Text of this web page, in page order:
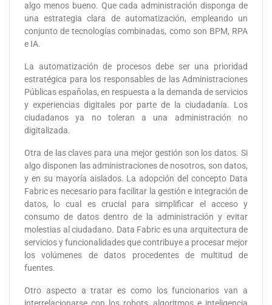
algo menos bueno. Que cada administración disponga de
una estrategia clara de automatización, empleando un
conjunto de tecnologías combinadas, como son BPM, RPA
e IA.
La automatización de procesos debe ser una prioridad
estratégica para los responsables de las Administraciones
Públicas españolas, en respuesta a la demanda de servicios
y experiencias digitales por parte de la ciudadanía. Los
ciudadanos ya no toleran a una administración no
digitalizada.
Otra de las claves para una mejor gestión son los datos. Si
algo disponen las administraciones de nosotros, son datos,
y en su mayoría aislados. La adopción del concepto Data
Fabric es necesario para facilitar la gestión e integración de
datos, lo cual es crucial para simplificar el acceso y
consumo de datos dentro de la administración y evitar
molestias al ciudadano. Data Fabric es una arquitectura de
servicios y funcionalidades que contribuye a procesar mejor
los volúmenes de datos procedentes de multitud de
fuentes.
Otro aspecto a tratar es como los funcionarios van a